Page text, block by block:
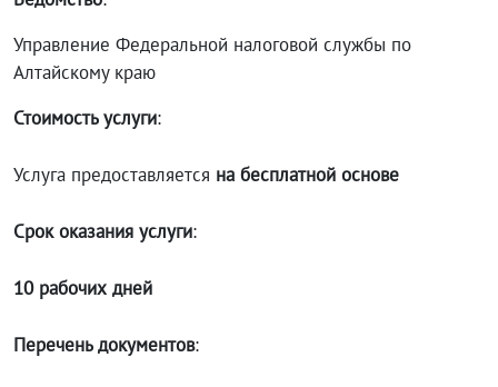
Управление Федеральной налоговой службы по
Алтайскому краю
Стоимость услуги:
Услуга предоставляется на бесплатной основе
Срок оказания услуги:
10 рабочих дней
Перечень документов: